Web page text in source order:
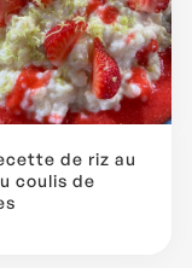
de riz au
coulis de